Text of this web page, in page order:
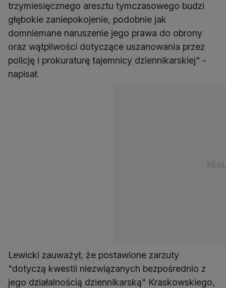
trzymiesięcznego aresztu tymczasowego budzi
głębokie zaniepokojenie, podobnie jak
domniemane naruszenie jego prawa do obrony
oraz wątpliwości dotyczące uszanowania przez
policję i prokuraturę tajemnicy dziennikarskiej" -
napisał.
Lewicki zauważył, że postawione zarzuty
"dotyczą kwestii niezwiązanych bezpośrednio z
jego działalnością dziennikarską" Kraskowskiego,